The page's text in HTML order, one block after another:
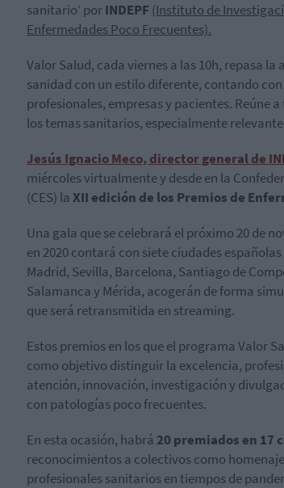
sanitario’ porINDEPF (Instituto de
Enfermedades Poco Frecuentes).
Valor Salud, cada viernes a las 10h, repasa la
sanidad con un estilo diferente, contando
profesionales, empresas y pacientes. Reúne
los temas sanitarios, especialmente
Jesús Ignacio Meco, director general de
miércoles virtualmente y desde en la
(CES) la XII edición de los Premios de
Una gala que se celebrará el próximo 20 de
en 2020 contará con siete ciudades
Madrid, Sevilla, Barcelona, Santiago de
Salamanca y Mérida, acogerán de forma
que será retransmitida en streaming.
Estos premios en los que el programa Valor
como objetivo distinguir la excelencia,
atención, innovación, investigación y
con patologías poco frecuentes.
En esta ocasión, habrá 20 premiados en 17
reconocimientos a colectivos como
profesionales sanitarios en tiempos de